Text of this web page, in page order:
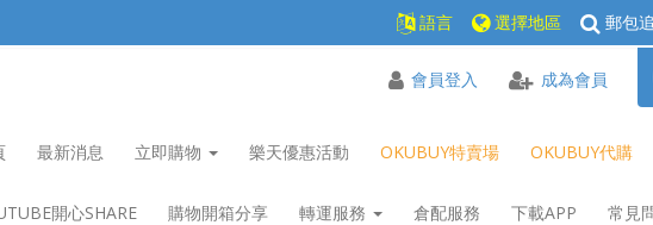
語言 選擇地區 郵包
最新消息 立即購物 樂天優惠活動 OKUBUY特賣場 OKUBUY代購
開心SHARE 購物開箱分享 轉運服務 倉配服務 下載APP 常見
會員登入 成為會員